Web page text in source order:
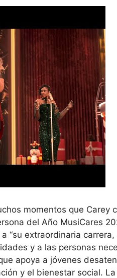
momentos que Carey
del Año MusiCares
“su extraordinaria
y a las personas
apoya a jóvenes
y el bienestar social.